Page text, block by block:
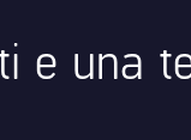
e una